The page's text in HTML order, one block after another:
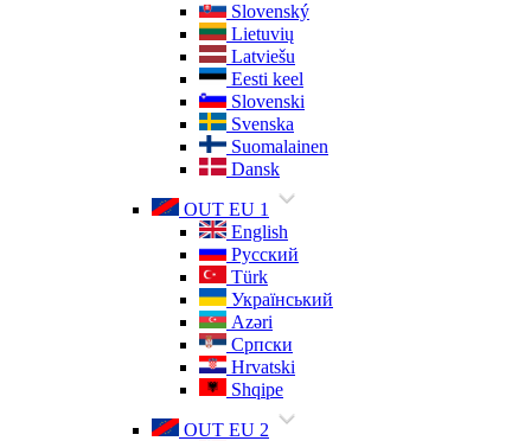
Slovenský
Lietuvių
Latviešu
Eesti keel
Slovenski
Svenska
Suomalainen
Dansk
OUT EU 1
English
Русский
Türk
Український
Azəri
Српски
Hrvatski
Shqipe
OUT EU 2